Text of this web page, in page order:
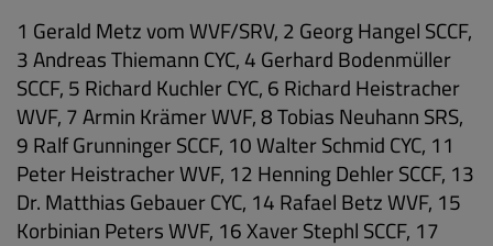
1 Gerald Metz vom WVF/SRV, 2 Georg Hangel SCCF,
3 Andreas Thiemann CYC, 4 Gerhard Bodenmüller
SCCF, 5 Richard Kuchler CYC, 6 Richard Heistracher
WVF, 7 Armin Krämer WVF, 8 Tobias Neuhann SRS,
9 Ralf Grunninger SCCF, 10 Walter Schmid CYC, 11
Peter Heistracher WVF, 12 Henning Dehler SCCF, 13
Dr. Matthias Gebauer CYC, 14 Rafael Betz WVF, 15
Korbinian Peters WVF, 16 Xaver Stephl SCCF, 17